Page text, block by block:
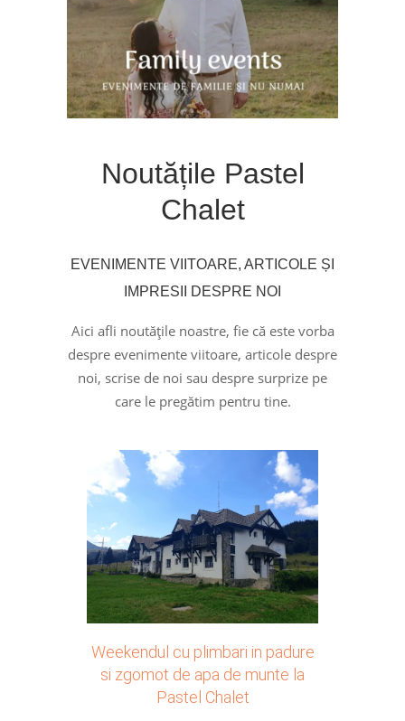
Noutățile Pastel
Chalet
EVENIMENTE VIITOARE, ARTICOLE ȘI
IMPRESII DESPRE NOI
Aici afli noutățile noastre, fie că este vorba
despre evenimente viitoare, articole despre
noi, scrise de noi sau despre surprize pe
care le pregătim pentru tine.
Weekendul cu plimbari in padure
si zgomot de apa de munte la
Pastel Chalet